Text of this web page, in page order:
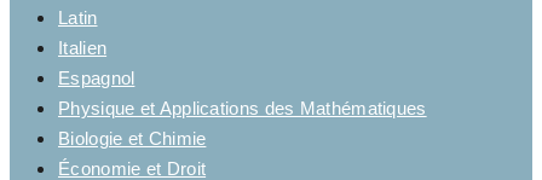
Latin
Italien
Espagnol
Physique et Applications des Mathématiques
Biologie et Chimie
Économie et Droit